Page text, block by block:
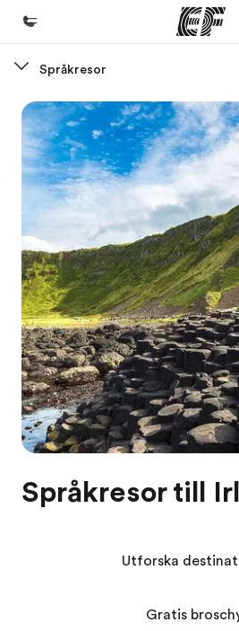
Välkommen till EF
Program
Se allt vi erbjuder
Kontor
Hitta ett kontor nära dig
Om oss
Vilka är vi?
Karriär
Bli en del av vårt team
Språkresor
Språkresor till
Utforska
Gratis